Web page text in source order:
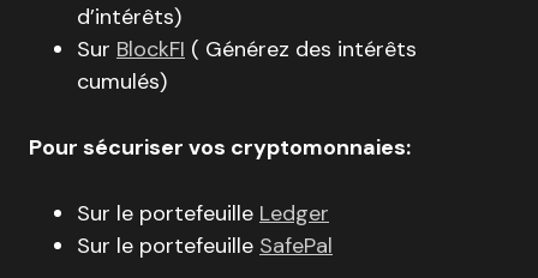
d’intérêts)
Sur BlockFI ( Générez des intérêts
cumulés)
Pour sécuriser vos cryptomonnaies:
Sur le portefeuille Ledger
Sur le portefeuille SafePal